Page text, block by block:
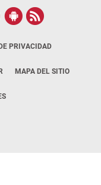
PRIVACIDAD
MAPA DEL SITIO